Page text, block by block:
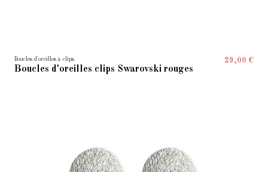
Boucles d'oreilles à clips
Boucles d'oreilles clips Swarovski rouges
29,00 €